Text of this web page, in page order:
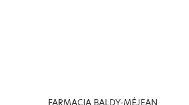
FARMACIA BALDY-MÉJEAN